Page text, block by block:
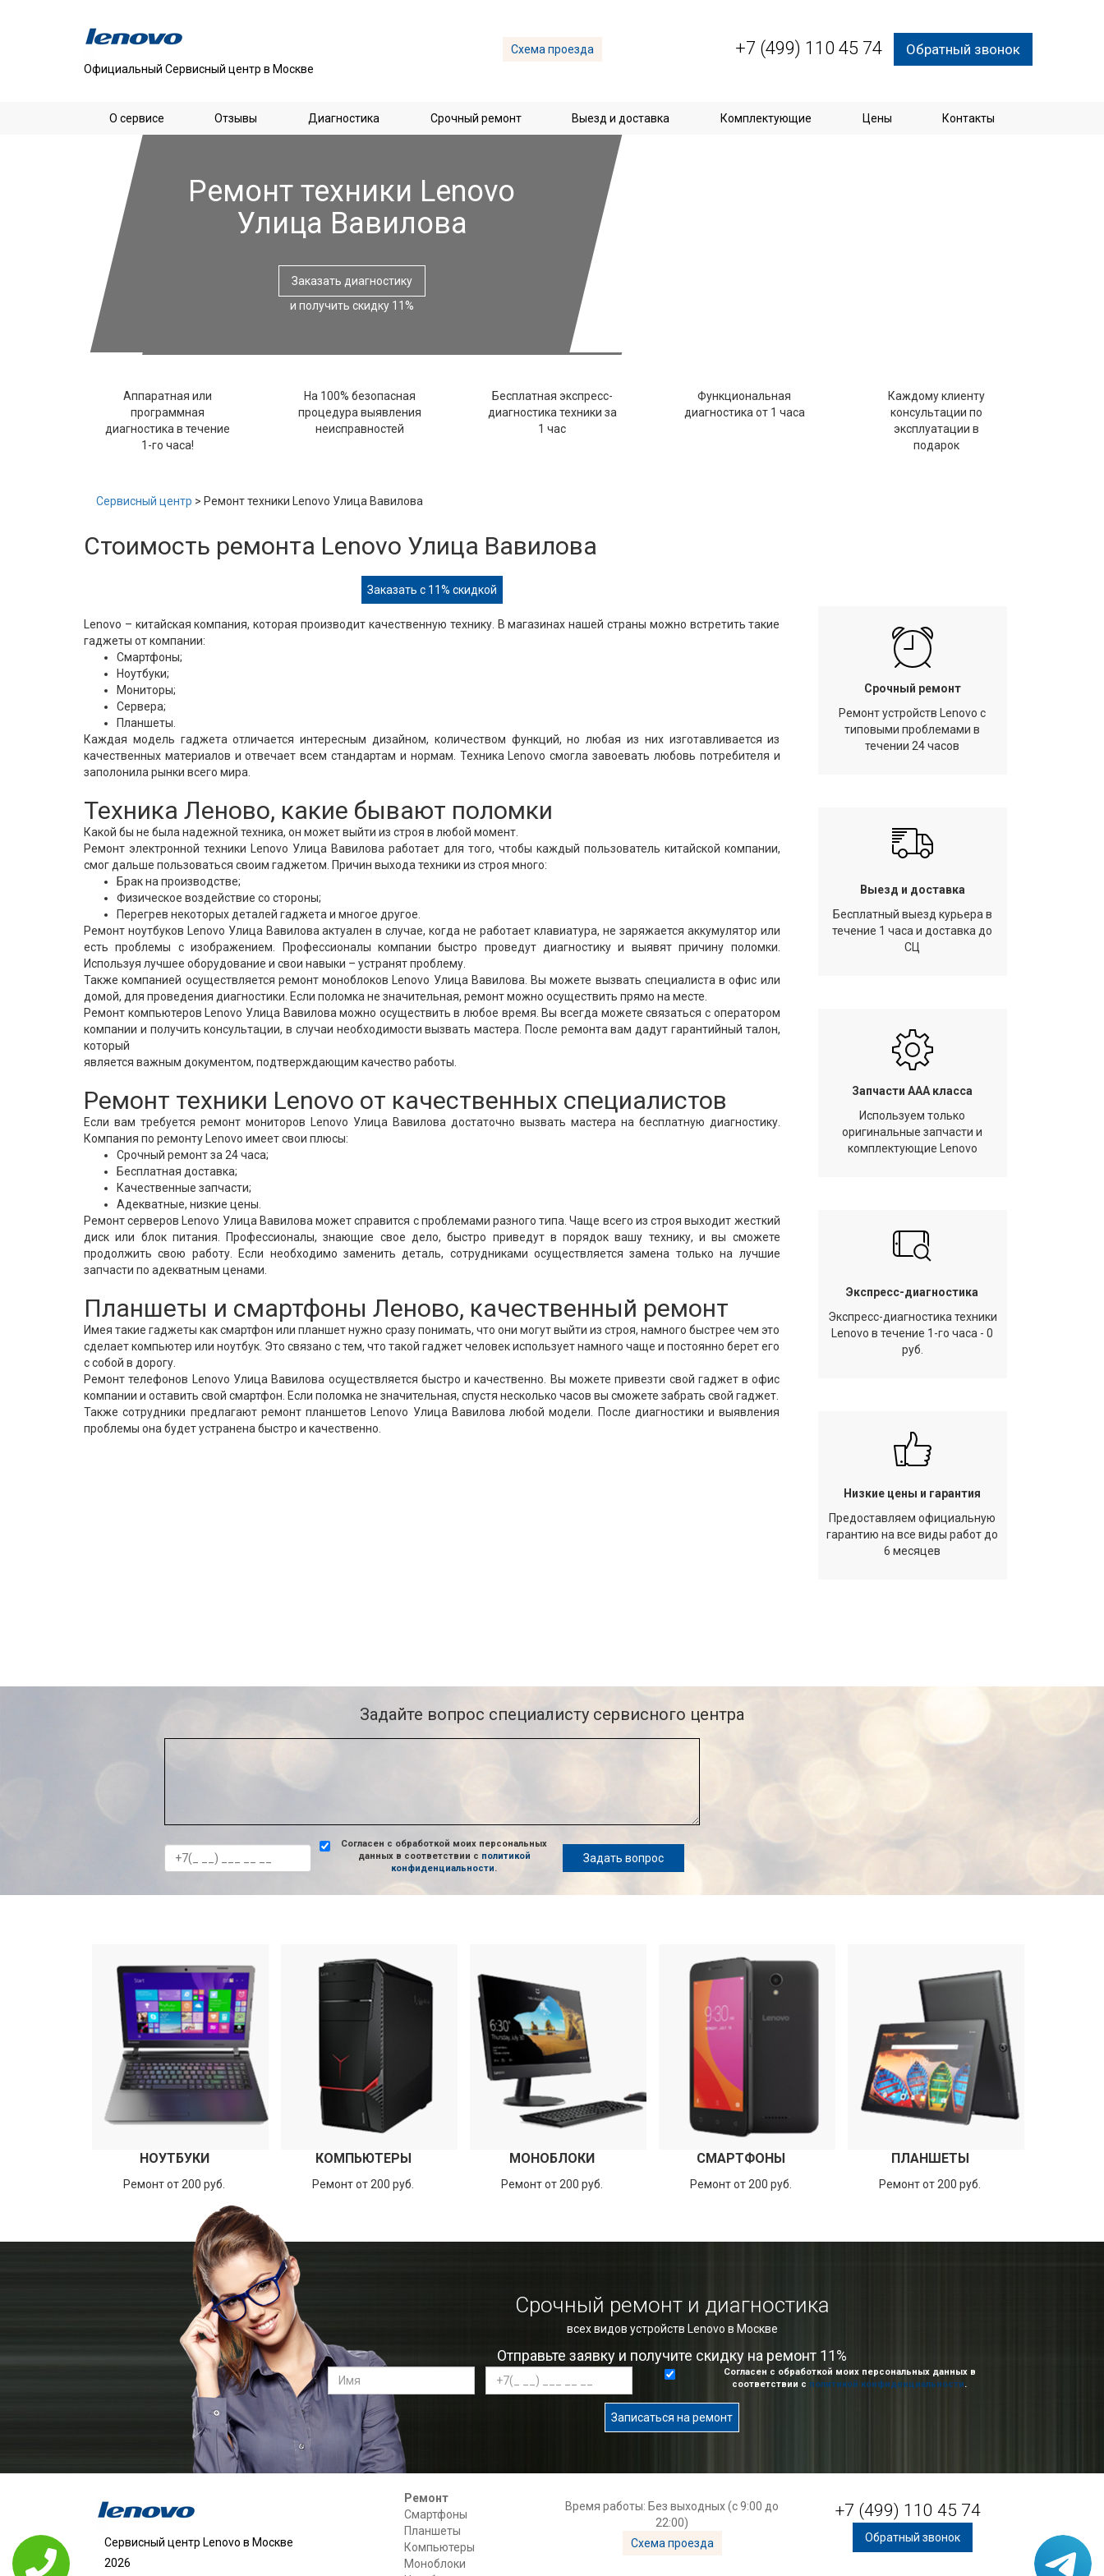
Официальный Сервисный центр в Москве
Схема проезда +7 (499) 110 45 74 Обратный звонок
О сервисе Отзывы Диагностика Срочный ремонт Выезд и доставка Комплектующие Цены Контакты
Ремонт техники Lenovo
Улица Вавилова
Заказать диагностику
и получить скидку 11%
Аппаратная или
программная
диагностика в течение
1-го часа!
На 100% безопасная
процедура выявления
неисправностей
Бесплатная экспресс-
диагностика техники за
1 час
Функциональная
диагностика от 1 часа
Каждому клиенту
консультации по
эксплуатации в
подарок
Сервисный центр > Ремонт техники Lenovo Улица Вавилова
Стоимость ремонта Lenovo Улица Вавилова
Заказать с 11% скидкой
Lenovo – китайская компания, которая производит качественную технику. В магазинах нашей страны можно встретить такие
гаджеты от компании:
Смартфоны;
Ноутбуки;
Мониторы;
Сервера;
Планшеты.
Каждая модель гаджета отличается интересным дизайном, количеством функций, но любая из них изготавливается из
качественных материалов и отвечает всем стандартам и нормам. Техника Lenovo смогла завоевать любовь потребителя и
заполонила рынки всего мира.
Техника Леново, какие бывают поломки
Какой бы не была надежной техника, он может выйти из строя в любой момент.
Ремонт электронной техники Lenovo Улица Вавилова работает для того, чтобы каждый пользователь китайской компании,
смог дальше пользоваться своим гаджетом. Причин выхода техники из строя много:
Брак на производстве;
Физическое воздействие со стороны;
Перегрев некоторых деталей гаджета и многое другое.
Ремонт ноутбуков Lenovo Улица Вавилова актуален в случае, когда не работает клавиатура, не заряжается аккумулятор или
есть проблемы с изображением. Профессионалы компании быстро проведут диагностику и выявят причину поломки.
Используя лучшее оборудование и свои навыки – устранят проблему.
Также компанией осуществляется ремонт моноблоков Lenovo Улица Вавилова. Вы можете вызвать специалиста в офис или
домой, для проведения диагностики. Если поломка не значительная, ремонт можно осуществить прямо на месте.
Ремонт компьютеров Lenovo Улица Вавилова можно осуществить в любое время. Вы всегда можете связаться с оператором
компании и получить консультации, в случаи необходимости вызвать мастера. После ремонта вам дадут гарантийный талон,
который
является важным документом, подтверждающим качество работы.
Ремонт техники Lenovo от качественных специалистов
Если вам требуется ремонт мониторов Lenovo Улица Вавилова достаточно вызвать мастера на бесплатную диагностику.
Компания по ремонту Lenovo имеет свои плюсы:
Срочный ремонт за 24 часа;
Бесплатная доставка;
Качественные запчасти;
Адекватные, низкие цены.
Ремонт серверов Lenovo Улица Вавилова может справится с проблемами разного типа. Чаще всего из строя выходит жесткий
диск или блок питания. Профессионалы, знающие свое дело, быстро приведут в порядок вашу технику, и вы сможете
продолжить свою работу. Если необходимо заменить деталь, сотрудниками осуществляется замена только на лучшие
запчасти по адекватным ценами.
Планшеты и смартфоны Леново, качественный ремонт
Имея такие гаджеты как смартфон или планшет нужно сразу понимать, что они могут выйти из строя, намного быстрее чем это
сделает компьютер или ноутбук. Это связано с тем, что такой гаджет человек использует намного чаще и постоянно берет его
с собой в дорогу.
Ремонт телефонов Lenovo Улица Вавилова осуществляется быстро и качественно. Вы можете привезти свой гаджет в офис
компании и оставить свой смартфон. Если поломка не значительная, спустя несколько часов вы сможете забрать свой гаджет.
Также сотрудники предлагают ремонт планшетов Lenovo Улица Вавилова любой модели. После диагностики и выявления
проблемы она будет устранена быстро и качественно.
Срочный ремонт
Ремонт устройств Lenovo с
типовыми проблемами в
течении 24 часов
Выезд и доставка
Бесплатный выезд курьера в
течение 1 часа и доставка до
СЦ
Запчасти AAA класса
Используем только
оригинальные запчасти и
комплектующие Lenovo
Экспресс-диагностика
Экспресс-диагностика техники
Lenovo в течение 1-го часа - 0
руб.
Низкие цены и гарантия
Предоставляем официальную
гарантию на все виды работ до
6 месяцев
Задайте вопрос специалисту сервисного центра
Согласен с обработкой моих персональных
данных в соответствии с политикой
конфиденциальности.
Задать вопрос
НОУТБУКИ
Ремонт от 200 руб.
КОМПЬЮТЕРЫ
Ремонт от 200 руб.
МОНОБЛОКИ
Ремонт от 200 руб.
СМАРТФОНЫ
Ремонт от 200 руб.
ПЛАНШЕТЫ
Ремонт от 200 руб.
Срочный ремонт и диагностика
всех видов устройств Lenovo в Москве
Отправьте заявку и получите скидку на ремонт 11%
Согласен с обработкой моих персональных данных в
соответствии с политикой конфиденциальности.
Записаться на ремонт
Сервисный центр Lenovo в Москве
2026
Ремонт
Смартфоны
Планшеты
Компьютеры
Моноблоки
Время работы: Без выходных (с 9:00 до
22:00)
Схема проезда
+7 (499) 110 45 74
Обратный звонок